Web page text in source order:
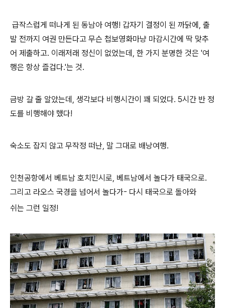
급작스럽게 떠나게 된 동남아 여행! 갑자기 결정이 된 까닭에, 출
발 전까지 여권 만든다고 무슨 첩보영화마냥 마감시간에 딱 맞추
어 제출하고. 이래저래 정신이 없었는데, 한 가지 분명한 것은 '여
행은 항상 즐겁다.'는 것.
금방 갈 줄 알았는데, 생각보다 비행시간이 꽤 되었다. 5시간 반 정
도를 비행해야 했다!
숙소도 잡지 않고 무작정 떠난, 말 그대로 배낭여행.
인천공항에서 베트남 호치민시로, 베트남에서 놀다가 태국으로.
그리고 라오스 국경을 넘어서 놀다가- 다시 태국으로 돌아와
쉬는 그런 일정!